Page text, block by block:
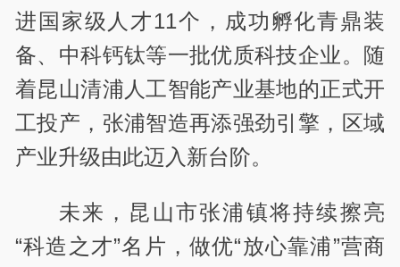
进国家级人才11个，成功孵化青鼎装
备、中科钙钛等一批优质科技企业。随
着昆山清浦人工智能产业基地的正式开
工投产，张浦智造再添强劲引擎，区域
产业升级由此迈入新台阶。
未来，昆山市张浦镇将持续擦亮
“科造之才”名片，做优“放心靠浦”营商